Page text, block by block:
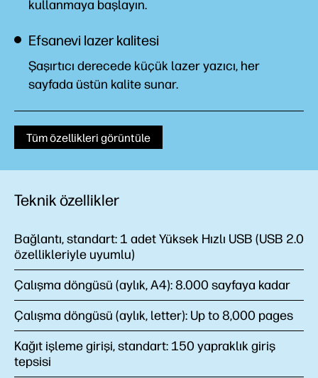
kullanmaya başlayın.
Efsanevi lazer kalitesi
Şaşırtıcı derecede küçük lazer yazıcı, her
sayfada üstün kalite sunar.
Tüm özellikleri görüntüle
Teknik özellikler
Bağlantı, standart: 1 adet Yüksek Hızlı USB (USB 2.0
özellikleriyle uyumlu)
Çalışma döngüsü (aylık, A4):8.000 sayfaya kadar
Çalışma döngüsü (aylık, letter): Up to 8,000 pages
Kağıt işleme girişi, standart: 150 yapraklık giriş
tepsisi